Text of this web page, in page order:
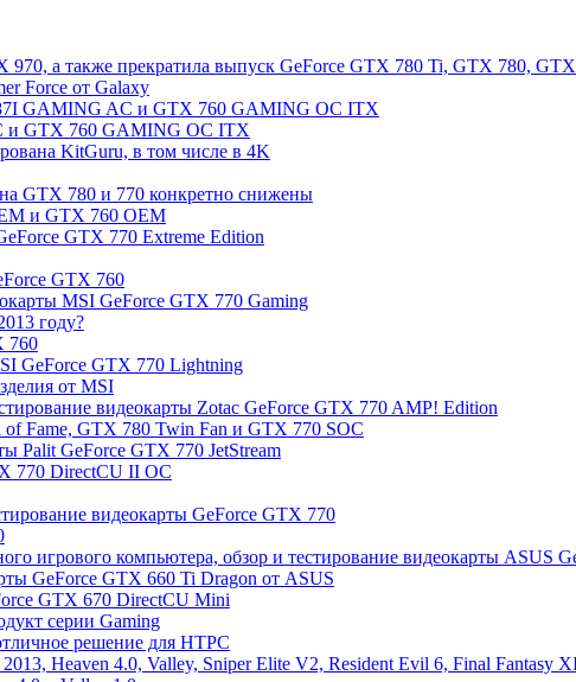
а также прекратила выпуск GeForce GTX 780 Ti, GTX 780,
Force от Galaxy
GAMING AC и GTX 760 GAMING OC ITX
и GTX 760 GAMING OC ITX
KitGuru, в том числе в 4K
GTX 780 и 770 конкретно снижены
и GTX 760 OEM
GTX 770 Extreme Edition
GTX 760
MSI GeForce GTX 770 Gaming
году?
760
GeForce GTX 770 Lightning
от MSI
видеокарты Zotac GeForce GTX 770 AMP! Edition
Fame, GTX 780 Twin Fan и GTX 770 SOC
Palit GeForce GTX 770 JetStream
770 DirectCU II OC
видеокарты GeForce GTX 770
игрового компьютера, обзор и тестирование видеокарты ASUS
GeForce GTX 660 Ti Dragon от ASUS
GTX 670 DirectCU Mini
серии Gaming
решение для HTPC
Heaven 4.0, Valley, Sniper Elite V2, Resident Evil 6, Final Fantasy